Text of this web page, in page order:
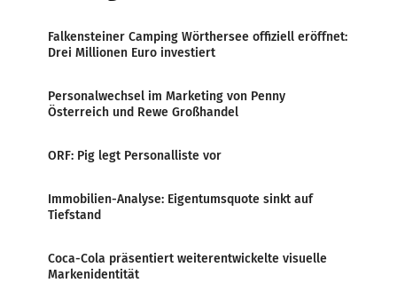
Falkensteiner Camping Wörthersee offiziell eröffnet:
Drei Millionen Euro investiert
Personalwechsel im Marketing von Penny
Österreich und Rewe Großhandel
ORF: Pig legt Personalliste vor
Immobilien-Analyse: Eigentumsquote sinkt auf
Tiefstand
Coca-Cola präsentiert weiterentwickelte visuelle
Markenidentität